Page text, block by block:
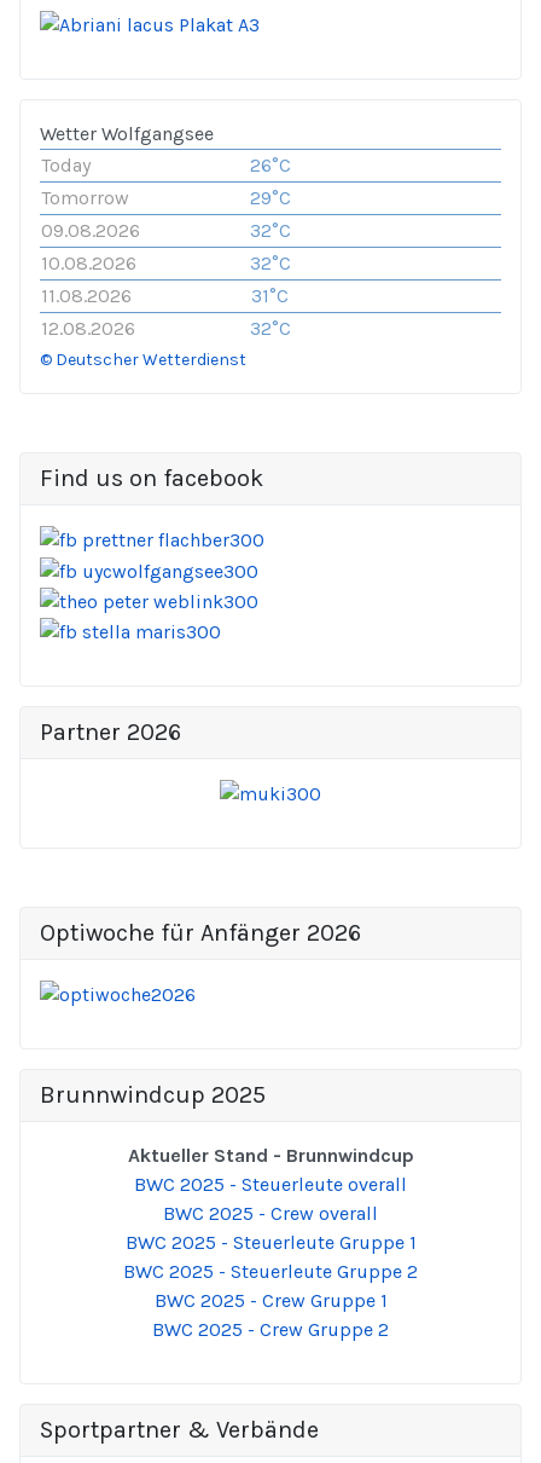
Wetter Wolfgangsee
Today
26°C
Tomorrow
29°C
09.08.2026
32°C
10.08.2026
32°C
11.08.2026
31°C
12.08.2026
32°C
© Deutscher Wetterdienst
Find us on facebook
Partner 2026
Optiwoche für Anfänger 2026
Brunnwindcup 2025
Aktueller Stand - Brunnwindcup
BWC 2025 - Steuerleute overall
BWC 2025 - Crew overall
BWC 2025 - Steuerleute Gruppe 1
BWC 2025 - Steuerleute Gruppe 2
BWC 2025 - Crew Gruppe 1
BWC 2025 - Crew Gruppe 2
Sportpartner & Verbände